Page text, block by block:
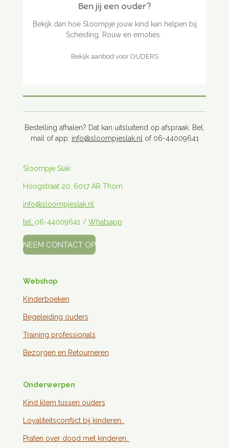
Ben jij een ouder?
Bekijk dan hoe Sloompje jouw kind kan helpen bij
Scheiding, Rouw en emoties.
Bekijk aanbod voor OUDERS
Bestelling afhalen? Dat kan uitsluitend op afspraak. Bel,
mail of app: info@sloompjeslak.nl of 06-44009641
Sloompje Slak
Hoogstraat 20, 6017 AR Thorn
info@sloompjeslak.nl
tel: 06-44009641 / Whatsapp
NEEM CONTACT OP
Webshop
Kinderboeken
Begeleiding ouders
Training professionals
Bezorgen en Retourneren
Onderwerpen
Kind klem tussen ouders
Loyaliteitsconflict bij kinderen.
Praten over dood met kinderen.